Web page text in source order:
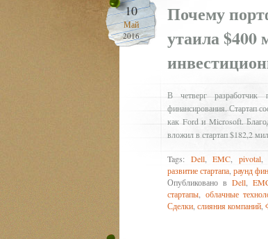
10
Май
2016
Почему
утаила $400
В четверг разработчик
финансирования. Стартап
как Ford и Microsoft.
вложил в стартап $182,2
Tags: Dell,EMC pivotal,
развитие стартапа раунд
Опубликовано вDell ,
стартапы
облачные
Сделки слияния компаний